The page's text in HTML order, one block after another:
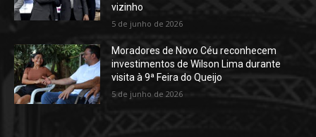
vizinho
5 de junho de 2026
Moradores de Novo Céu reconhecem
investimentos de Wilson Lima durante
visita à 9ª Feira do Queijo
5 de junho de 2026